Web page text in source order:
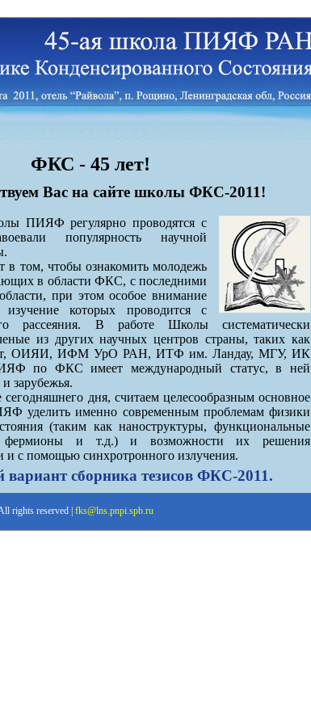
ФКС - 45 лет!
Вас на сайте школы ФКС-2011!
ПИЯФ регулярно проводятся с
популярность научной
в том, чтобы ознакомить молодежь
в области ФКС, с последними
при этом особое внимание
изучение которых проводится с
рассеяния. В работе Школы систематически
из других научных центров страны, таких как
ОИЯИ, ИФМ УрО РАН, ИТФ им. Ландау, МГУ, ИК
по ФКС имеет международный статус, в ней
зарубежья.
дня, считаем целесообразным основное
уделить именно современным проблемам физики
(таким как наноструктуры, функциональные
фермионы и т.д.) и возможности их решения
с помощью синхротронного излучения.
вариант сборника тезисов ФКС-2011.
rights reserved | fks@lns.pnpi.spb.ru